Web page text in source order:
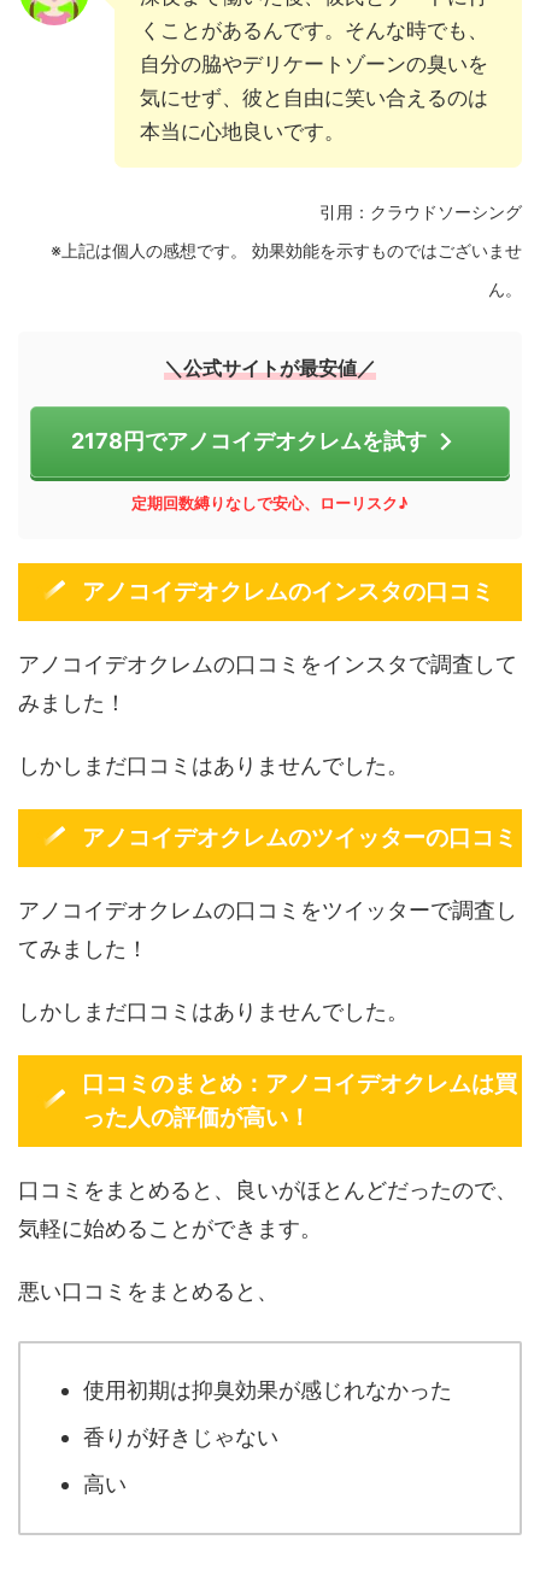
くことがあるんです。そんな時でも、
自分の脇やデリケートゾーンの臭いを
気にせず、彼と自由に笑い合えるのは
本当に心地良いです。
引用：クラウドソーシング
※上記は個人の感想です。 効果効能を示すものではございませ
ん。
＼公式サイトが最安値／
2178円でアノコイデオクレムを試す
定期回数縛りなしで安心、ローリスク♪
アノコイデオクレムのインスタの口コミ
アノコイデオクレムの口コミをインスタで調査して
みました！
しかしまだ口コミはありませんでした。
アノコイデオクレムのツイッターの口コミ
アノコイデオクレムの口コミをツイッターで調査し
てみました！
しかしまだ口コミはありませんでした。
口コミのまとめ：アノコイデオクレムは買
った人の評価が高い！
口コミをまとめると、良いがほとんどだったので、
気軽に始めることができます。
悪い口コミをまとめると、
使用初期は抑臭効果が感じれなかった
香りが好きじゃない
高い